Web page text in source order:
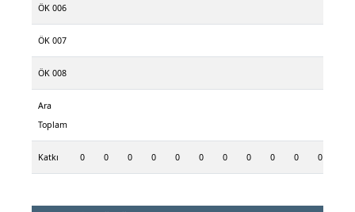
ÖK 006
ÖK 007
ÖK 008
Ara
Toplam
Katkı 0 0 0 0 0 0 0 0 0 0 0